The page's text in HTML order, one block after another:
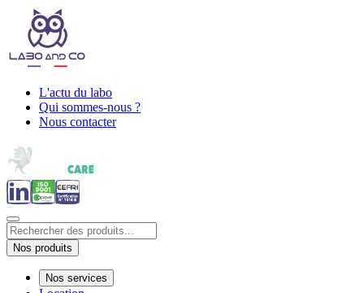
L'actu du labo
Qui sommes-nous ?
Nous contacter
Nos produits
Nos services